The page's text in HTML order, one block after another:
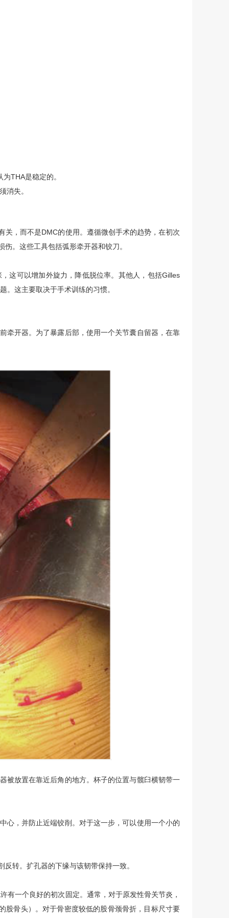
THA是稳定的。
消失。
，而不是DMC的使用。遵循微创手术的趋势，在初次
。这些工具包括弧形牵开器和铰刀。
这可以增加外旋力，降低脱位率。其他人，包括Gilles
。这主要取决于手术训练的习惯。
牵开器。为了暴露后部，使用一个关节囊自留器，在靠
被放置在靠近后角的地方。杯子的位置与髋臼横韧带一
心，并防止近端铰削。对于这一步，可以使用一个小的
转。扩孔器的下缘与该韧带保持一致。
有一个良好的初次固定。通常，对于原发性骨关节炎，
股骨头）。对于骨密度较低的股骨颈骨折，目标尺寸要